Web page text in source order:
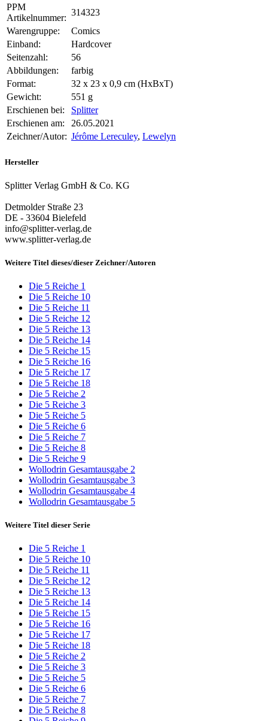
PPM
Artikelnummer:
314323
Warengruppe:
Comics
Einband:
Hardcover
Seitenzahl:
56
Abbildungen:
farbig
Format:
32 x 23 x 0,9 cm (HxBxT)
Gewicht:
551 g
Erschienen bei:
Splitter
Erschienen am:
26.05.2021
Zeichner/Autor: Jérôme Lereculey, Lewelyn
Hersteller
Splitter Verlag GmbH & Co. KG
Detmolder Straße 23
DE - 33604 Bielefeld
info@splitter-verlag.de
www.splitter-verlag.de
Weitere Titel dieses/dieser Zeichner/Autoren
Die 5 Reiche 1
Die 5 Reiche 10
Die 5 Reiche 11
Die 5 Reiche 12
Die 5 Reiche 13
Die 5 Reiche 14
Die 5 Reiche 15
Die 5 Reiche 16
Die 5 Reiche 17
Die 5 Reiche 18
Die 5 Reiche 2
Die 5 Reiche 3
Die 5 Reiche 5
Die 5 Reiche 6
Die 5 Reiche 7
Die 5 Reiche 8
Die 5 Reiche 9
Wollodrin Gesamtausgabe 2
Wollodrin Gesamtausgabe 3
Wollodrin Gesamtausgabe 4
Wollodrin Gesamtausgabe 5
Weitere Titel dieser Serie
Die 5 Reiche 1
Die 5 Reiche 10
Die 5 Reiche 11
Die 5 Reiche 12
Die 5 Reiche 13
Die 5 Reiche 14
Die 5 Reiche 15
Die 5 Reiche 16
Die 5 Reiche 17
Die 5 Reiche 18
Die 5 Reiche 2
Die 5 Reiche 3
Die 5 Reiche 5
Die 5 Reiche 6
Die 5 Reiche 7
Die 5 Reiche 8